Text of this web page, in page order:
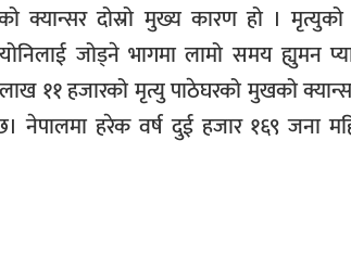
क्यान्सर दोस्रो मुख्य कारण हो ।
जोड्ने भागमा लामो समय ह्युमन
लाख ११ हजारको मृत्यु पाठेघरको मुखको
नेपालमा हरेक वर्ष दुई हजार १६९ जना